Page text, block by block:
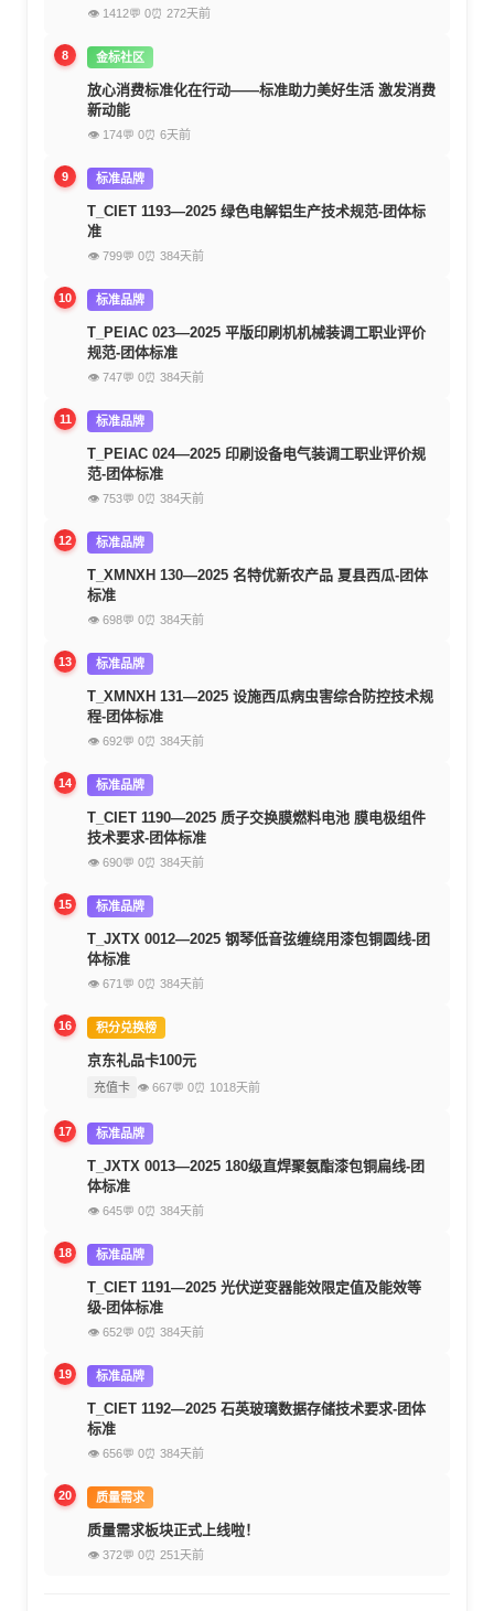
👁 1412💬 0⏰ 272天前
8 金标社区
放心消费标准化在行动——标准助力美好生活 激发消费
新动能
👁 174💬 0⏰ 6天前
9 标准品牌
T_CIET 1193—2025 绿色电解铝生产技术规范-团体标
准
👁 799💬 0⏰ 384天前
10 标准品牌
T_PEIAC 023—2025 平版印刷机机械装调工职业评价
规范-团体标准
👁 747💬 0⏰ 384天前
11 标准品牌
T_PEIAC 024—2025 印刷设备电气装调工职业评价规
范-团体标准
👁 753💬 0⏰ 384天前
12 标准品牌
T_XMNXH 130—2025 名特优新农产品 夏县西瓜-团体
标准
👁 698💬 0⏰ 384天前
13 标准品牌
T_XMNXH 131—2025 设施西瓜病虫害综合防控技术规
程-团体标准
👁 692💬 0⏰ 384天前
14 标准品牌
T_CIET 1190—2025 质子交换膜燃料电池 膜电极组件
技术要求-团体标准
👁 690💬 0⏰ 384天前
15 标准品牌
T_JXTX 0012—2025 钢琴低音弦缠绕用漆包铜圆线-团
体标准
👁 671 💬 0⏰ 384天前
16 积分兑换榜
京东礼品卡100元
充值卡 👁 667💬 0⏰ 1018天前
17 标准品牌
T_JXTX 0013—2025 180级直焊聚氨酯漆包铜扁线-团
体标准
👁 645💬 0⏰ 384天前
18 标准品牌
T_CIET 1191—2025 光伏逆变器能效限定值及能效等
级-团体标准
👁 652💬 0⏰ 384天前
19 标准品牌
T_CIET 1192—2025 石英玻璃数据存储技术要求-团体
标准
👁 656💬 0⏰ 384天前
20 质量需求
质量需求板块正式上线啦！
👁 372💬 0⏰ 251天前